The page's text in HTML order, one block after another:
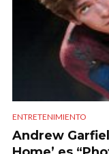
ENTRETENIMIENTO
Andrew